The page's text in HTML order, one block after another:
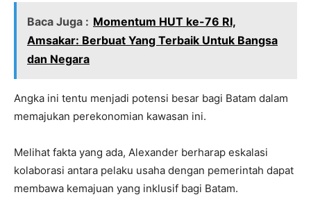
Baca Juga : Momentum HUT ke-76 RI,
Amsakar: Berbuat Yang Terbaik Untuk Bangsa
dan Negara
Angka ini tentu menjadi potensi besar bagi Batam dalam
memajukan perekonomian kawasan ini.
Melihat fakta yang ada, Alexander berharap eskalasi
kolaborasi antara pelaku usaha dengan pemerintah dapat
membawa kemajuan yang inklusif bagi Batam.